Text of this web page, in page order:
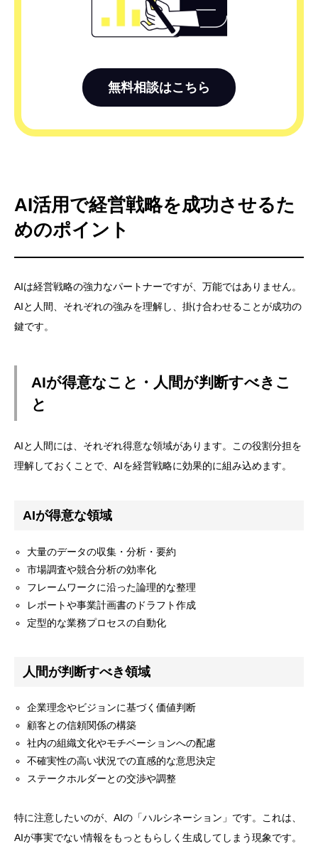
無料相談はこちら
AI活用で経営戦略を成功させるた
めのポイント
AIは経営戦略の強力なパートナーですが、万能ではありません。
AIと人間、それぞれの強みを理解し、掛け合わせることが成功の
鍵です。
AIが得意なこと・人間が判断すべきこ
と
AIと人間には、それぞれ得意な領域があります。この役割分担を
理解しておくことで、AIを経営戦略に効果的に組み込めます。
AIが得意な領域
大量のデータの収集・分析・要約
市場調査や競合分析の効率化
フレームワークに沿った論理的な整理
レポートや事業計画書のドラフト作成
定型的な業務プロセスの自動化
人間が判断すべき領域
企業理念やビジョンに基づく価値判断
顧客との信頼関係の構築
社内の組織文化やモチベーションへの配慮
不確実性の高い状況での直感的な意思決定
ステークホルダーとの交渉や調整
特に注意したいのが、AIの「ハルシネーション」です。これは、
AIが事実でない情報をもっともらしく生成してしまう現象です。

TOP LINE登録

無料相談 資料請求